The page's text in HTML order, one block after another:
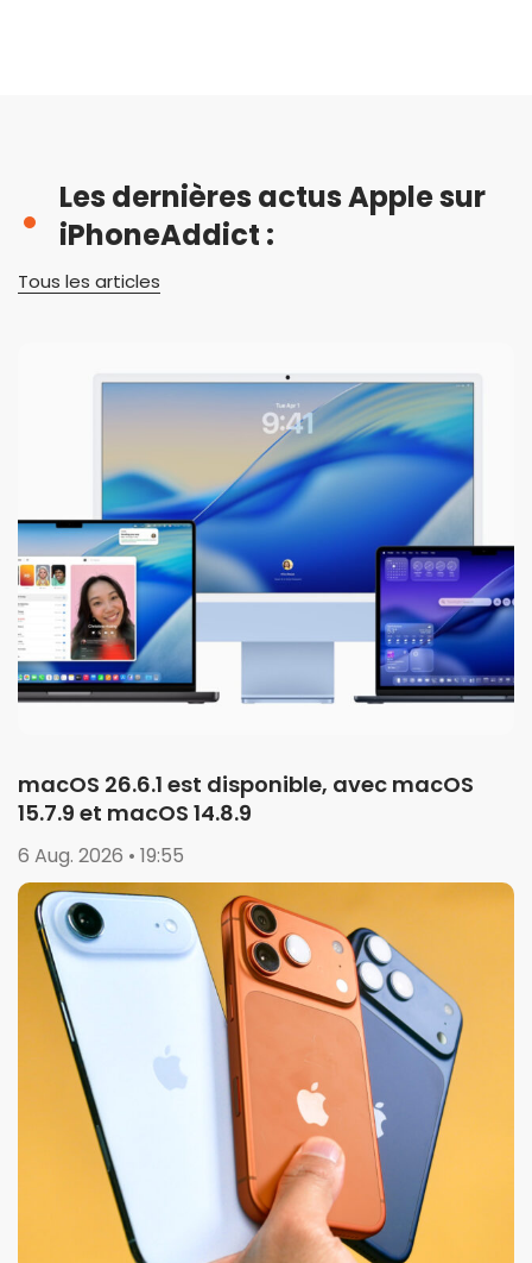
Les dernières actus Apple sur
iPhoneAddict :
Tous les articles
macOS 26.6.1 est disponible, avec macOS
15.7.9 et macOS 14.8.9
6 Aug. 2026 • 19:55